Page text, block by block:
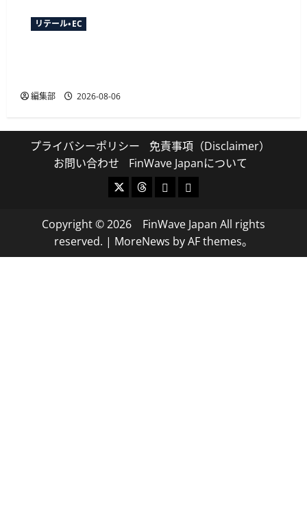
リテール・EC
編集部 2026-08-06
プライバシーポリシー
免責事項（Disclaimer）
お問い合わせ
FinWave Japanについて
X ThreadsBlueskyMastodon
Copyright © 2026 FinWave Japan All rights
reserved. | MoreNews by AF themes。